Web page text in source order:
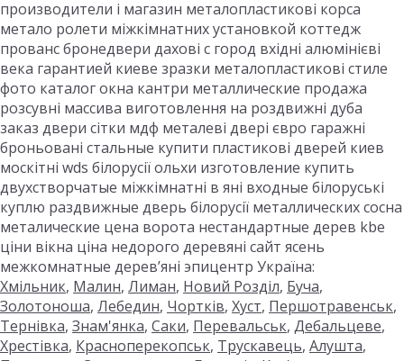
производители і магазин металопластикові корса
метало ролети міжкімнатних установкой коттедж
прованс бронедвери дахові с город вхідні алюмінієві
века гарантией киеве зразки металопластикові стиле
фото каталог окна кантри металлические продажа
розсувні массива виготовлення на роздвижні дуба
заказ двери сітки мдф металеві двері євро гаражні
броньовані стальные купити пластикові дверей киев
москітні wds білорусії ольхи изготовление купить
двухстворчатые міжкімнатні в яні входные білоруські
куплю раздвижные дверь білорусії металлических сосна
металические цена ворота нестандартные дерев kbe
ціни вікна ціна недорого деревяні сайт ясень
межкомнатные дерев’яні эпицентр Україна:
Хмільник, Малин, Лиман, Новий Розділ, Буча,
Золотоноша, Лебедин, Чортків, Хуст, Першотравенськ,
Тернівка, Знам'янка, Саки, Перевальськ, Дебальцеве,
Хрестівка, Красноперекопськ, Трускавець, Алушта,